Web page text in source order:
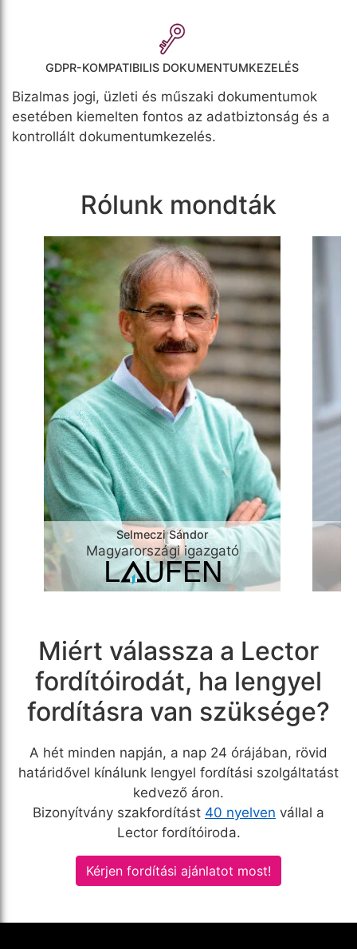
GDPR-KOMPATIBILIS DOKUMENTUMKEZELÉS
Bizalmas jogi, üzleti és műszaki dokumentumok
esetében kiemelten fontos az adatbiztonság és a
kontrollált dokumentumkezelés.
Rólunk mondták
Selmeczi Sándor
Magyarországi igazgató
Miért válassza a Lector
fordítóirodát, ha lengyel
fordításra van szüksége?
A hét minden napján, a nap 24 órájában, rövid
határidővel kínálunk lengyel fordítási szolgáltatást
kedvező áron.
Bizonyítvány szakfordítást 40 nyelven vállal a
Lector fordítóiroda.
Kérjen fordítási ajánlatot most!